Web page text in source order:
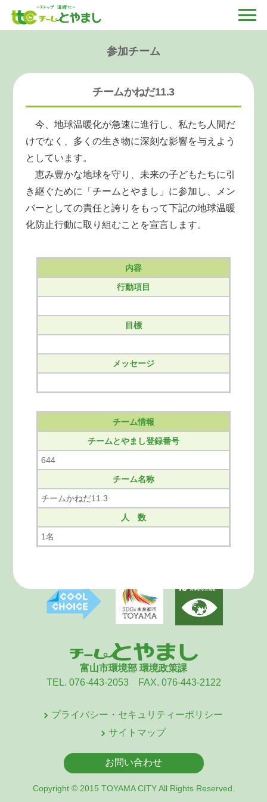
参加チーム
チームかねだ11.3
今、地球温暖化が急速に進行し、私たち人間だ
けでなく、多くの生き物に深刻な影響を与えよう
としています。
恵み豊かな地球を守り、未来の子どもたちに引
き継ぐために「チームとやまし」に参加し、メン
バーとしての責任と誇りをもって下記の地球温暖
化防止行動に取り組むことを宣言します。
内容
行動項目
目標
メッセージ
チーム情報
チームとやまし登録番号
644
チーム名称
チームかねだ11.3
人 数
1名
富山市環境部 環境政策課
TEL. 076-443-2053 FAX. 076-443-2122
プライバシー・セキュリティーポリシー
サイトマップ
お問い合わせ
Copyright © 2015 TOYAMA CITY All Rights Reserved.